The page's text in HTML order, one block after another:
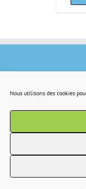
Nous utilisons des cookies
Copyright 2022 IR2S tous